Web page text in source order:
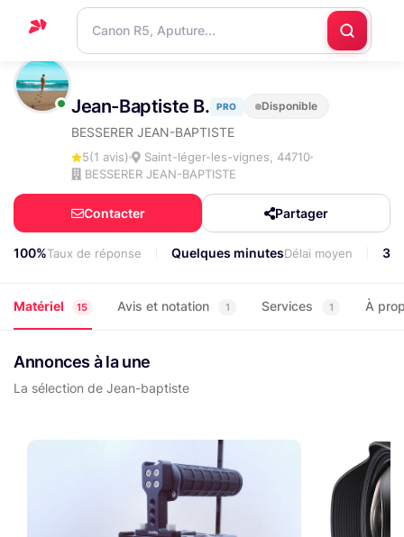
Accueil
Support Jean-Baptiste B. PRO Disponible
BESSERER JEAN-BAPTISTE
5(1 avis)
Saint-léger-les-vignes, 44710
BESSERER JEAN-BAPTISTE
Contacter Partager
100%Taux de réponse Quelques minutesDélai moyen
Matériel 15 Avis et notation 1 Services 1 À
Annonces à la une
La sélection de Jean-baptiste